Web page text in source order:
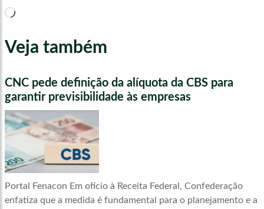
Carregando...
Veja também
CNC pede definição da alíquota da CBS para
garantir previsibilidade às empresas
Portal Fenacon Em ofício à Receita Federal, Confederação
enfatiza que a medida é fundamental para o planejamento e a